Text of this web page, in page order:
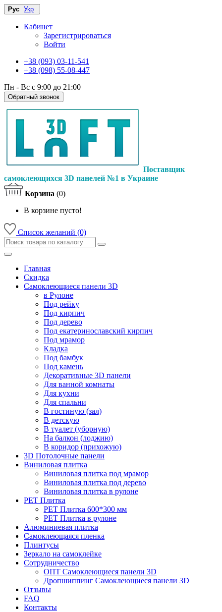
Рус Укр
Кабинет
Зарегистрироваться
Войти
+38 (093) 03-11-541
+38 (098) 55-08-447
Пн - Вс с 9:00 до 21:00
Обратный звонок
Поставщик
самоклеющихся 3D панелей №1 в Украине
Корзина (0)
В корзине пусто!
Список желаний (0)
Главная
Скидка
Самоклеющиеся панели 3D
в Рулоне
Под рейку
Под кирпич
Под дерево
Под екатеринославский кирпич
Под мрамор
Кладка
Под бамбук
Под камень
Декоративные 3D панели
Для ванной комнаты
Для кухни
Для спальни
В гостиную (зал)
В детскую
В туалет (уборную)
На балкон (лоджию)
В коридор (прихожую)
3D Потолочные панели
Виниловая плитка
Виниловая плитка под мрамор
Виниловая плитка под дерево
Виниловая плитка в рулоне
PET Плитка
PET Плитка 600*300 мм
PET Плитка в рулоне
Алюминиевая плитка
Самоклеющаяся пленка
Плинтусы
Зеркало на самоклейке
Сотрудничество
ОПТ Самоклеющиеся панели 3D
Дропшиппинг Самоклеющиеся панели 3D
Отзывы
FAQ
Контакты